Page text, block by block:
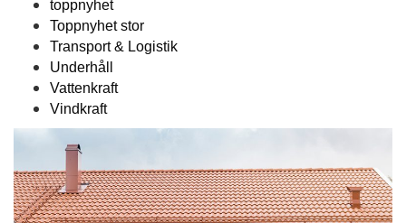
toppnyhet
Toppnyhet stor
Transport & Logistik
Underhåll
Vattenkraft
Vindkraft